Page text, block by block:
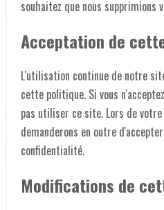
souhaitez que nous supprimions
Acceptation de
L'utilisation continue de notre
cette politique. Si vous
pas utiliser ce site. Lors de
demanderons en outre
confidentialité.
Modifications de